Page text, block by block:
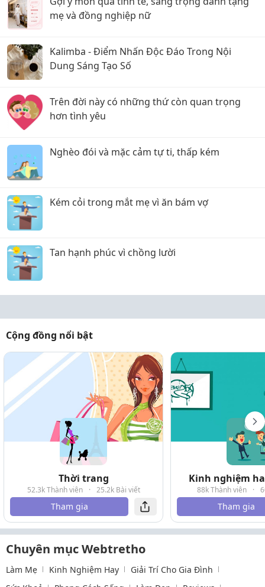
mẹ và đồng nghiệp nữ
Kalimba - Điểm Nhấn Độc Đáo Trong Nội
Dung Sáng Tạo Số
Trên đời này có những thứ còn quan trọng
hơn tình yêu
Nghèo đói và mặc cảm tự ti, thấp kém
Kém cỏi trong mắt mẹ vì ăn bám vợ
Tan hạnh phúc vì chồng lười
Cộng đồng nổi bật
Thời trang
52.3k Thành viên · 25.2k Bài viết
Tham gia
Kinh nghiệm
88k Thành viên ·
Tham gia
Chuyên mục Webtretho
Làm Mẹ Kinh Nghiệm Hay
Giải Trí Cho Gia Đình